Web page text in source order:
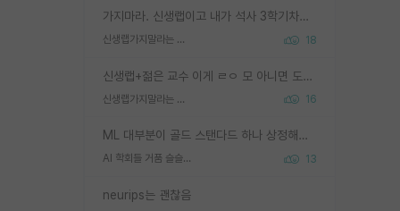
가지마라. 신생랩이고 내가 석사 3학기차인데 최고참인데 나도 아무것도 모르는데 교수가 후배들 왜 논문 교육 안시키냐. 논문 왜 안 써오냐 닦달한다
신생랩가지말라는 이유가 있었구나 18
신생랩+젊은 교수 이게 ㄹㅇ 모 아니면 도인듯.
신생랩가지말라는 이유가 있었구나 16
ML 대부분이 골드 스탠다드 하나 상정해놓고 (벤치마크 데이터셋이 여러 개면 여러 개 상정) 그거 얼마나 잘 맞추나 싸움임 가끔 번뜩이는 설계 철학을 보여주는 논문들도 있지만 대부분 그거 성적 얼마나 더 올리느라에 혈안이 되어 있는 측면이 잇음
AI 학회들 거품 슬슬 지적이 나오네요 13
neurips는 괜찮음